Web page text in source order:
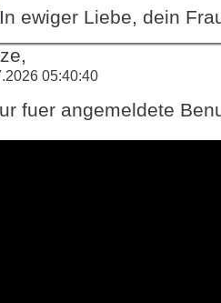
In ewiger Liebe, dein
05:40:40
fuer angemeldete